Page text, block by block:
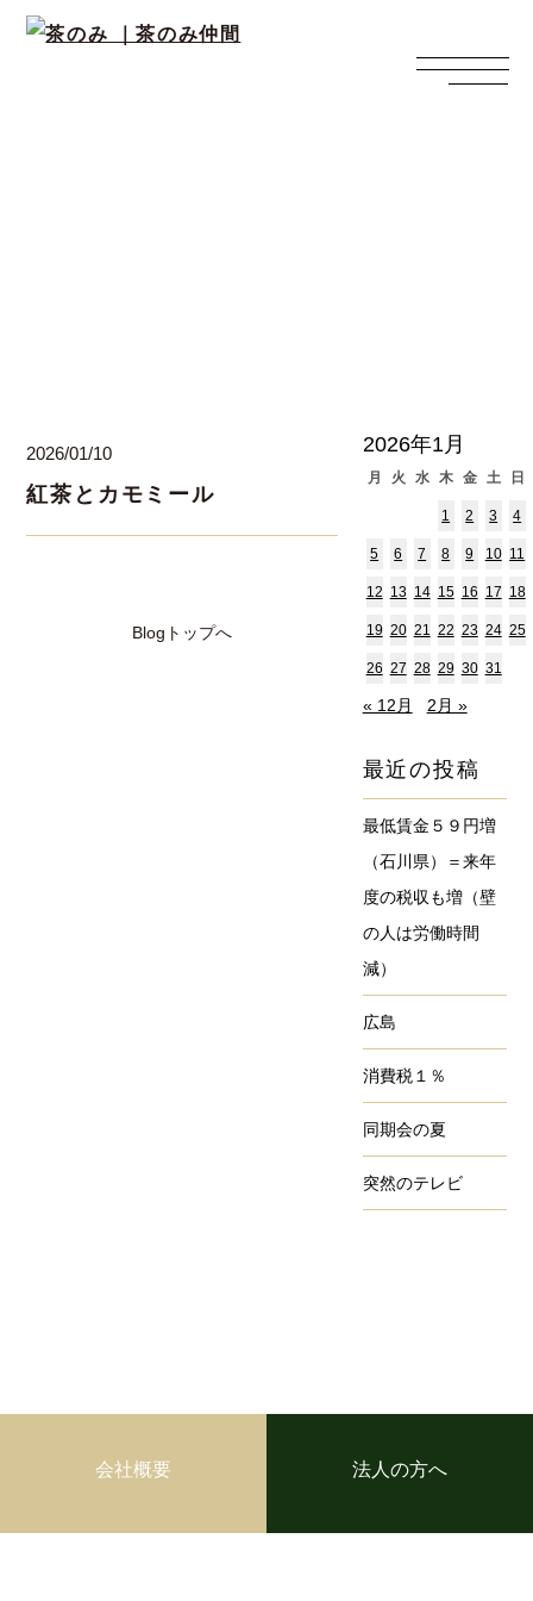
2026/01/10
紅茶とカモミール
Blogトップへ
2026年1月
月 火 水 木 金 土 日
1 2 3 4
5 6 7 8 9 10 11
12 13 14 15 16 17 18
19 20 21 22 23 24 25
26 27 28 29 30 31
« 12月 2月 »
最近の投稿
最低賃金５９円増
（石川県）＝来年
度の税収も増（壁
の人は労働時間
減）
広島
消費税１％
同期会の夏
突然のテレビ
会社概要 法人の方へ